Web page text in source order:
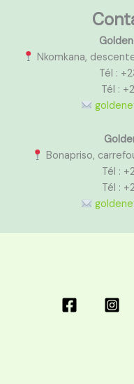
Nkomkana,
Tél :
Tél :
Bonapriso,
Tél :
Tél :